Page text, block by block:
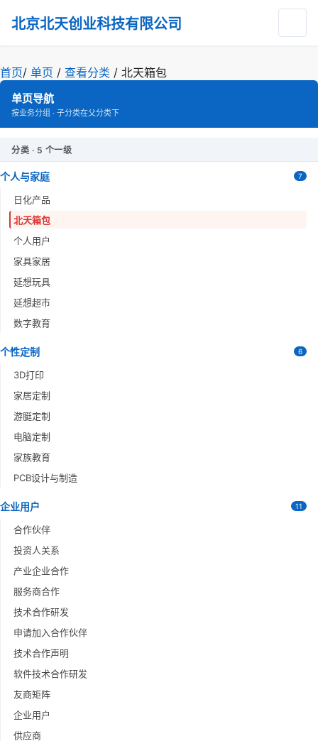
北京北天创业科技有限公司
首页/ 单页 / 查看分类 / 北天箱包
单页导航
按业务分组 · 子分类在父分类下
分类 · 5 个一级
个人与家庭 7
日化产品
北天箱包
个人用户
家具家居
延想玩具
延想超市
数字教育
个性定制 6
3D打印
家居定制
游脡定制
电脑定制
家族教育
PCB设计与制造
企业用户 11
合作伙伴
投资人关系
产业企业合作
服务商合作
技术合作研发
申请加入合作伙伴
技术合作声明
软件技术合作研发
友商矩阵
企业用户
供应商